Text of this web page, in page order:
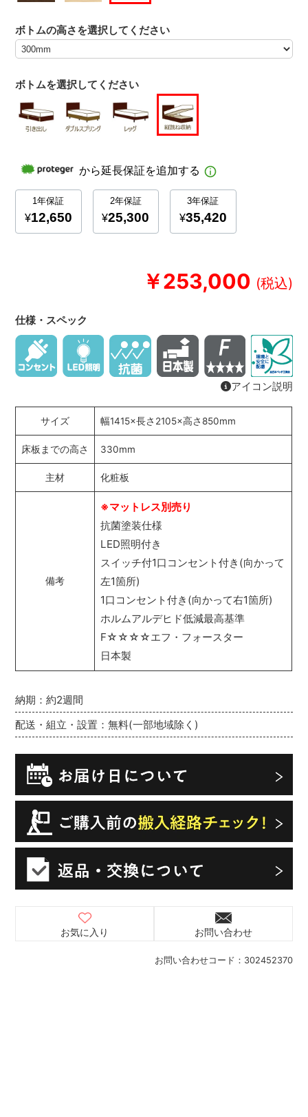
￥253,000
お問い合わせコード： 302452370
納期：約2週間
配送・組立・設置：無料(一部地域除く)
ボトムの高さを選択してください
ボトムを選択してください
お気に入り お問い合わせ
仕様・スペック
アイコン説明
サイズ 幅1415×長さ2105×高さ850mm
床板までの高さ 330mm
主材 化粧板
備考
※マットレス別売り
抗菌塗装仕様
LED照明付き
スイッチ付1口コンセント付き(向かって
左1箇所)
1口コンセント付き(向かって右1箇所)
ホルムアルデヒド低減最高基準
F☆☆☆☆エフ・フォースター
日本製